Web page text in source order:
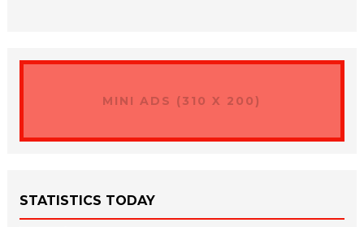
MINI ADS (310 X 200)
STATISTICS TODAY